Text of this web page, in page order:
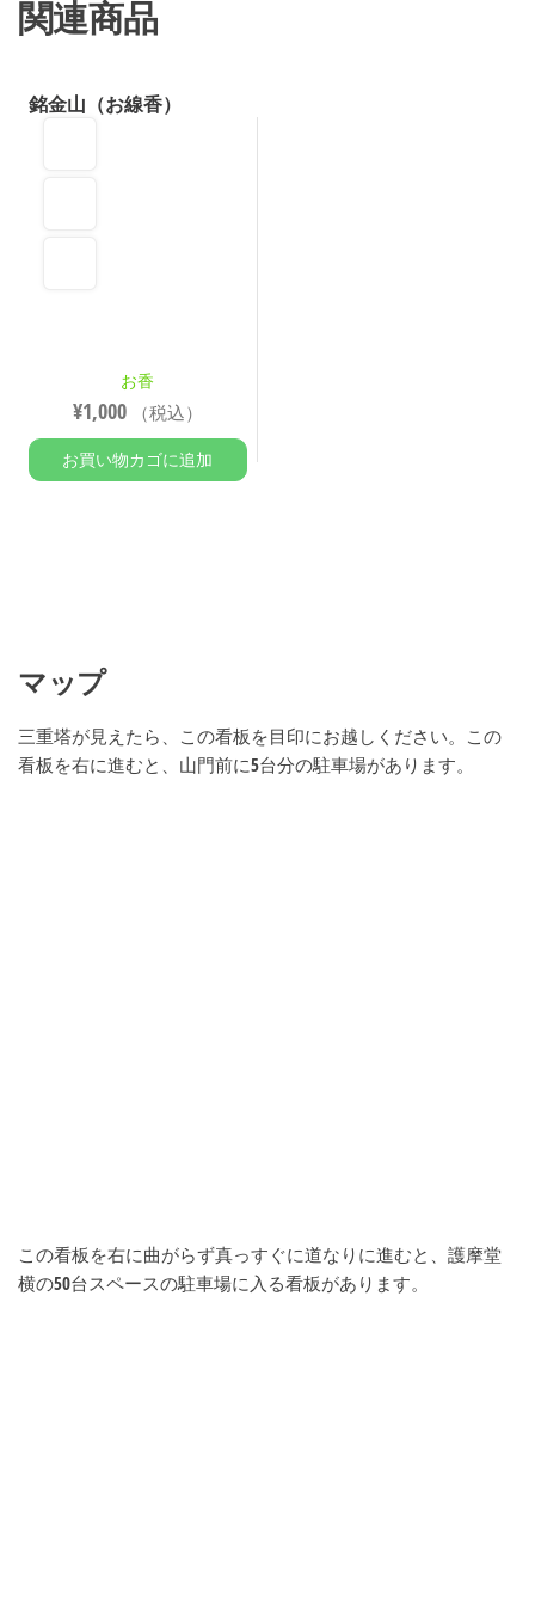
関連商品
銘金山（お線香）
お香
¥1,000 （税込）
お買い物カゴに追加
マップ
三重塔が見えたら、この看板を目印にお越しください。この
看板を右に進むと、山門前に5台分の駐車場があります。
この看板を右に曲がらず真っすぐに道なりに進むと、護摩堂
横の50台スペースの駐車場に入る看板があります。